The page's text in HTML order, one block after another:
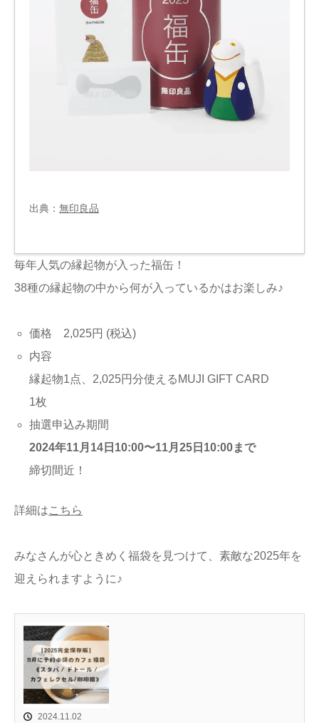
出典： 無印良品
毎年人気の縁起物が入った福缶！
38種の縁起物の中から何が入っているかはお楽しみ♪
価格 2,025円 (税込)
内容
縁起物1点、2,025円分使えるMUJI GIFT CARD
1枚
抽選申込み期間
2024年11月14日10:00〜11月25日10:00まで
締切間近！
詳細はこちら
みなさんが心ときめく福袋を見つけて、素敵な2025年を
迎えられますように♪
2024.11.02